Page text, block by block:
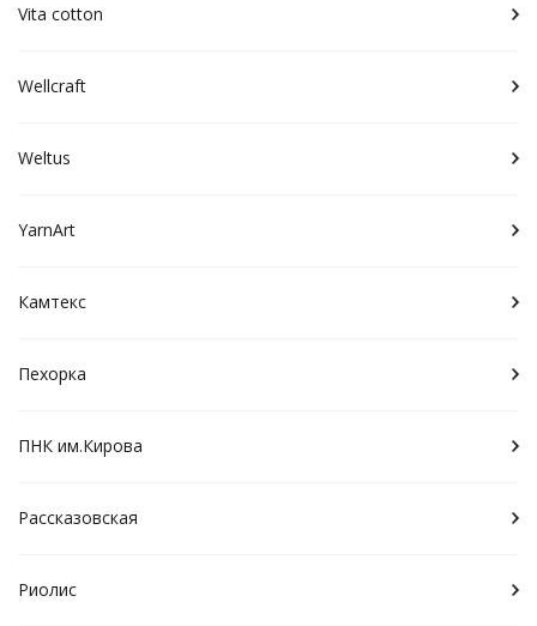
Vita cotton
Wellcraft
Weltus
YarnArt
Камтекс
Пехорка
ПНК им.Кирова
Рассказовская
Риолис